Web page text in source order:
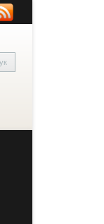
безвісти: